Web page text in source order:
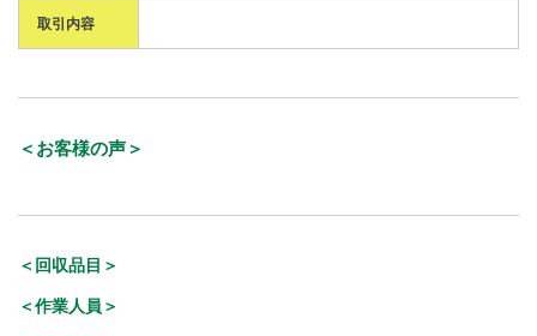
取引内容
＜お客様の声＞
＜回収品目＞
＜作業人員＞